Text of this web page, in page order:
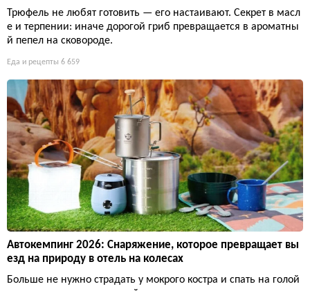
Трюфель не любят готовить — его настаивают. Секрет в масл
е и терпении: иначе дорогой гриб превращается в ароматны
й пепел на сковороде.
Еда и рецепты 6 659
Автокемпинг 2026: Снаряжение, которое превращает вы
езд на природу в отель на колесах
Больше не нужно страдать у мокрого костра и спать на голой